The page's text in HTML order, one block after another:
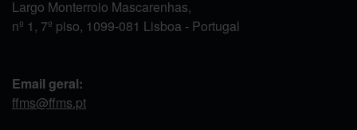
Largo Monterroio Mascarenhas,
nº 1, 7º piso, 1099-081 Lisboa - Portugal
Email geral:
ffms@ffms.pt